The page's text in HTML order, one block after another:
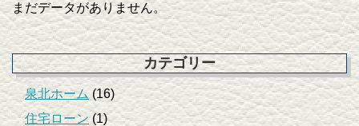
まだデータがありません。
カテゴリー
泉北ホーム (16)
住宅ローン (1)